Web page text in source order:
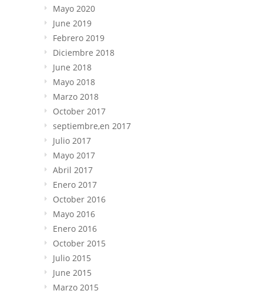
Mayo 2020
June 2019
Febrero 2019
Diciembre 2018
June 2018
Mayo 2018
Marzo 2018
October 2017
septiembre,en 2017
Julio 2017
Mayo 2017
Abril 2017
Enero 2017
October 2016
Mayo 2016
Enero 2016
October 2015
Julio 2015
June 2015
Marzo 2015